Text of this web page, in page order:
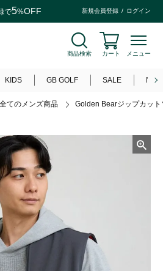
で5%OFF 新規会員登録 ログイン
商品検索 カート メニュー
KIDS GB GOLF SALE
全てのメンズ商品 Golden Bearジップカット